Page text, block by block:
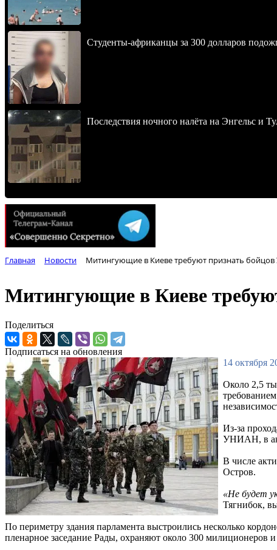
Студенты-африканцы за 300 долларов
Последствия ночного налёта на Энгельс и
Главная Новости Митингующие в Киеве требуют признать
Митингующие в Киеве
Поделиться
Подписаться на обновления
14 октября
Около 2,5
Из-за
УНИАН, в
В числе
Остров.
«Не будет
Тягнибок,
По периметру здания парламента выстроились несколько
пленарное заседание Рады, охраняют около 300 милиционеров